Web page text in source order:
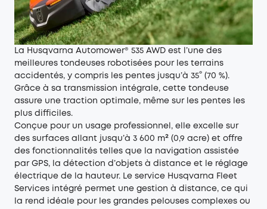
La Husqvarna Automower® 535 AWD est l’une des
meilleures tondeuses robotisées pour les terrains
accidentés, y compris les pentes jusqu’à 35° (70 %).
Grâce à sa transmission intégrale, cette tondeuse
assure une traction optimale, même sur les pentes les
plus difficiles.
Conçue pour un usage professionnel, elle excelle sur
des surfaces allant jusqu’à 3 600 m² (0,9 acre) et offre
des fonctionnalités telles que la navigation assistée
par GPS, la détection d’objets à distance et le réglage
électrique de la hauteur. Le service Husqvarna Fleet
Services intégré permet une gestion à distance, ce qui
la rend idéale pour les grandes pelouses complexes ou